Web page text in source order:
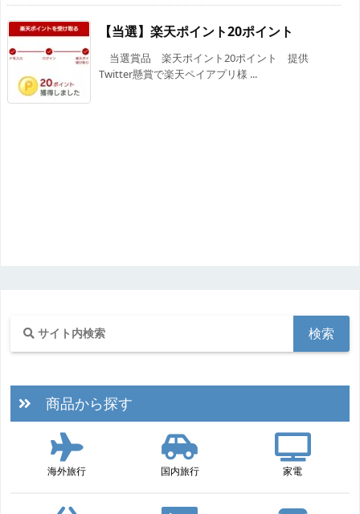
【当選】楽天ポイント20ポイント
当選賞品 楽天ポイント20ポイント 提供
Twitter懸賞で楽天ペイアプリ様 ...
商品から探す
海外旅行 国内旅行 家電